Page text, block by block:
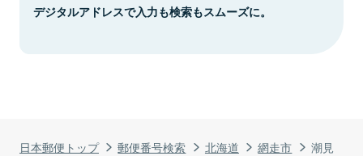
日本郵便トップ 郵便番号検索 北海道 網走市 潮見
デジタルアドレスで入力も検索もスムーズに。